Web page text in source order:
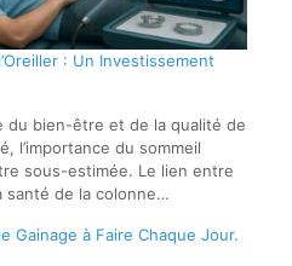
: Un Investissement
du bien-être et de la qualité de
l’importance du sommeil
sous-estimée. Le lien entre
santé de la colonne…
Gainage à Faire Chaque Jour.